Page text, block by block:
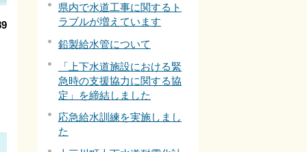
県内で水道工事に関するト
ラブルが増えています
鉛製給水管について
「上下水道施設における緊
急時の支援協力に関する協
定」を締結しました
応急給水訓練を実施しまし
た